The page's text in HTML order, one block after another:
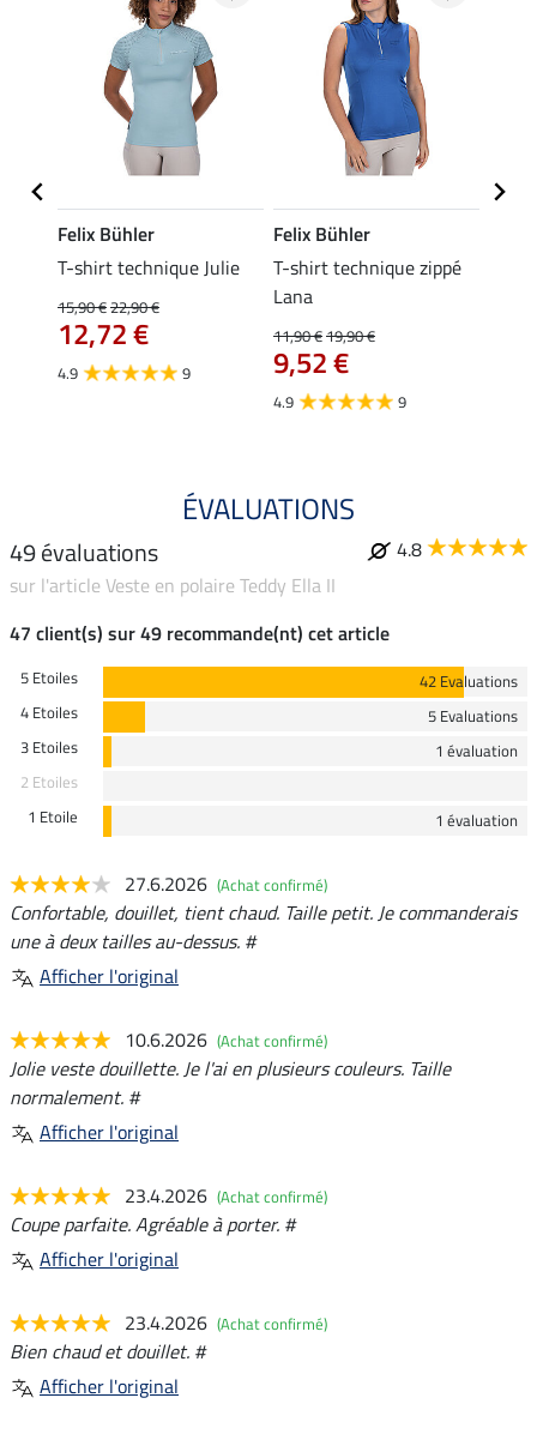
Felix Bühler
T-shirt technique Julie
15,90 €22,90 €
12,72 €
4.9 9
Felix Bühler
T-shirt technique zippé
Lana
11,90 €19,90 €
9,52 €
4.9 9
ÉVALUATIONS
49 évaluations
4.8
sur l'article Veste en polaire Teddy Ella II
47 client(s) sur 49 recommande(nt) cet article
5 Etoiles
42 Evaluations
4 Etoiles
5 Evaluations
3 Etoiles
1 évaluation
2 Etoiles
1 Etoile
1 évaluation
27.6.2026 (Achat confirmé)
Confortable, douillet, tient chaud. Taille petit. Je commanderais
une à deux tailles au-dessus. #
Afficher l'original
10.6.2026 (Achat confirmé)
Jolie veste douillette. Je l'ai en plusieurs couleurs. Taille
normalement. #
Afficher l'original
23.4.2026 (Achat confirmé)
Coupe parfaite. Agréable à porter. #
Afficher l'original
23.4.2026 (Achat confirmé)
Bien chaud et douillet. #
Afficher l'original